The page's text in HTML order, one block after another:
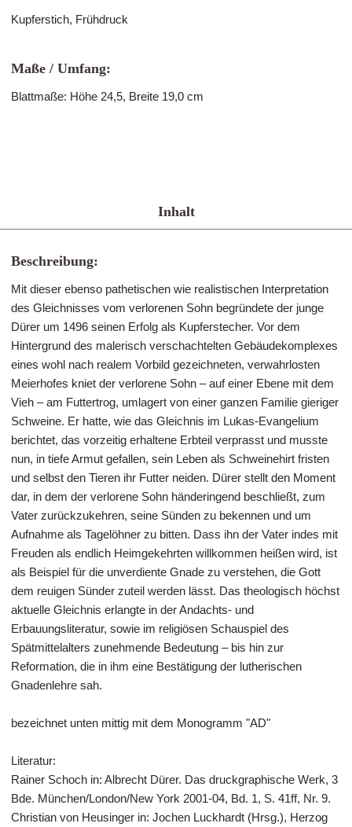
Kupferstich, Frühdruck
Maße / Umfang:
Blattmaße: Höhe 24,5, Breite 19,0 cm
Inhalt
Beschreibung:
Mit dieser ebenso pathetischen wie realistischen Interpretation
des Gleichnisses vom verlorenen Sohn begründete der junge
Dürer um 1496 seinen Erfolg als Kupferstecher. Vor dem
Hintergrund des malerisch verschachtelten Gebäudekomplexes
eines wohl nach realem Vorbild gezeichneten, verwahrlosten
Meierhofes kniet der verlorene Sohn – auf einer Ebene mit dem
Vieh – am Futtertrog, umlagert von einer ganzen Familie gieriger
Schweine. Er hatte, wie das Gleichnis im Lukas-Evangelium
berichtet, das vorzeitig erhaltene Erbteil verprasst und musste
nun, in tiefe Armut gefallen, sein Leben als Schweinehirt fristen
und selbst den Tieren ihr Futter neiden. Dürer stellt den Moment
dar, in dem der verlorene Sohn händeringend beschließt, zum
Vater zurückzukehren, seine Sünden zu bekennen und um
Aufnahme als Tagelöhner zu bitten. Dass ihn der Vater indes mit
Freuden als endlich Heimgekehrten willkommen heißen wird, ist
als Beispiel für die unverdiente Gnade zu verstehen, die Gott
dem reuigen Sünder zuteil werden lässt. Das theologisch höchst
aktuelle Gleichnis erlangte in der Andachts- und
Erbauungsliteratur, sowie im religiösen Schauspiel des
Spätmittelalters zunehmende Bedeutung – bis hin zur
Reformation, die in ihm eine Bestätigung der lutherischen
Gnadenlehre sah.
bezeichnet unten mittig mit dem Monogramm "AD"
Literatur:
Rainer Schoch in: Albrecht Dürer. Das druckgraphische Werk, 3
Bde. München/London/New York 2001-04, Bd. 1, S. 41ff, Nr. 9.
Christian von Heusinger in: Jochen Luckhardt (Hrsg.), Herzog